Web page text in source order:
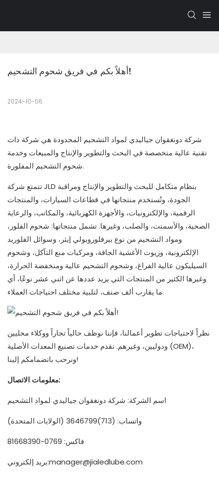
أهلاً بكم في فريق شحوم التشحيم!
2024-10-06
شركة دونغقوان جياليدي لمواد التشحيم المحدودة هي شركة ذات
تقنية عالية متخصصة في البحث والتطوير والإنتاج والمبيعات وخدمة
شحوم التشحيم المفلورة.
تتمتع شركة JLD بنظام متكامل للبحث والتطوير والإنتاج ومراقبة
الجودة، وتُستخدم منتجاتها في قطاعات السيارات، والمنتجات
الرقمية، والإلكترونيات، والأجهزة الكهربائية، والمكاتب، والرعاية
الصحية، والأسمنت، والصلب، وغيرها. تشمل منتجاتها: شحوم الفلور،
ومواد التشحيم من نوع بيرفلوروبولي إيثر، وسوائل الفلوريد
الإلكترونية، وزيوت الأغشية الجافة، ومركبات منع التآكل، وشحوم
السيليكون عالية الفراغ، وشحوم التشحيم عالية ومنخفضة الحرارة،
وغيرها الكثير من المنتجات التي يزيد عددها عن اثني عشر نوعًا، أي
ما يقارب ألف صنف، لتلبية مختلف احتياجات العملاء.
نظراً لاحتياجات تطوير أعمالنا، فإننا نوظف حالياً تجاراً ووكلاء محليين
ودوليين، وغيرهم. نقدم خدمات تصنيع المعدات الأصلية (OEM)،
ونرحب بانضمامكم إلينا!
معلومات الاتصال:
اسم الشركة: شركة دونغقوان جياليدي لمواد التشحيم
واتساب: (713)3646799 (الولايات المتحدة)
فاكس: 0769-81668390
بريد إلكتروني:manager@jialedlube.com